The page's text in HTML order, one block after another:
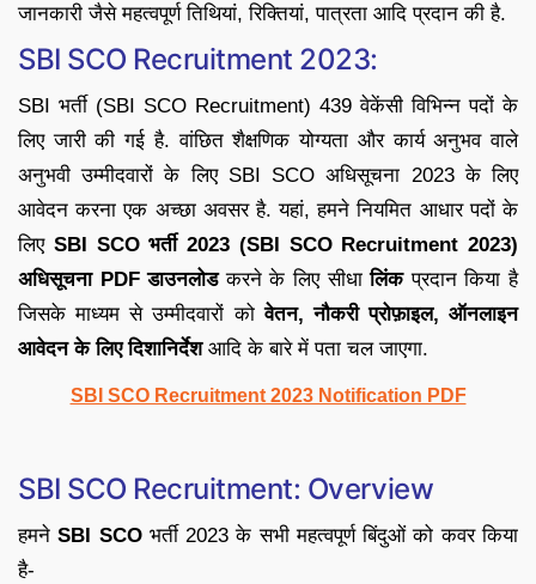
जानकारी जैसे महत्वपूर्ण तिथियां, रिक्तियां, पात्रता आदि प्रदान की है.
SBI SCO Recruitment 2023:
SBI भर्ती (SBI SCO Recruitment) 439 वेकेंसी विभिन्न पदों के
लिए जारी की गई है. वांछित शैक्षणिक योग्यता और कार्य अनुभव वाले
अनुभवी उम्मीदवारों के लिए SBI SCO अधिसूचना 2023 के लिए
आवेदन करना एक अच्छा अवसर है. यहां, हमने नियमित आधार पदों के
लिए SBI SCO भर्ती 2023 (SBI SCO Recruitment 2023)
अधिसूचना PDF डाउनलोडकरने के लिए सीधालिंकप्रदान किया है
जिसके माध्यम से उम्मीदवारों कोवेतन, नौकरी प्रोफ़ाइल, ऑनलाइन
आवेदन के लिए दिशानिर्देशआदि के बारे में पता चल जाएगा.
SBI SCO Recruitment 2023 Notification PDF
SBI SCO Recruitment: Overview
हमनेSBI SCOभर्ती 2023 के सभी महत्वपूर्ण बिंदुओं को कवर किया
है-